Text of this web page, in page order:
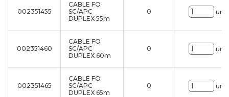
002351455
CABLE FO
SC/APC
DUPLEX 55m
0 uni.
002351460
CABLE FO
SC/APC
DUPLEX 60m
0 uni.
002351465
CABLE FO
SC/APC
DUPLEX 65m
0 uni.